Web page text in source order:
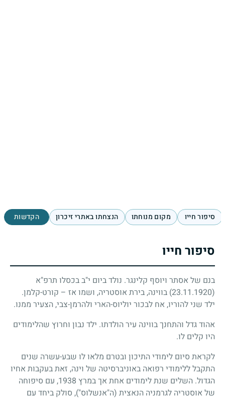
סיפור חייו מקום מנוחתו הנצחתו באתרי זיכרון הקדשות
סיפור חייו
בנם של אסתר ויוסף קלינגר. נולד ביום י"ב בכסלו תרפ"א
(23.11.1920)
בווינה, בירת אוסטריה, ושמו אז – קורט-קלמן.
ילד שני להוריו, אח לבכור יוליוס-הארי ולהרמן-צבי, הצעיר ממנו.
אהוד גדל והתחנך בווינה עיר הולדתו. ילד נבון וחרוץ שהלימודים
היו קלים לו.
לקראת סיום לימודי התיכון ובטרם מלאו לו שבע-עשרה שנים
התקבל ללימודי רפואה באוניברסיטה של וינה, זאת בעקבות אחיו
הגדול. השלים שנת לימודים אחת אך במרץ 1938, עם סיפוחה
של אוסטריה לגרמניה הנאצית (ה"אנשלוס"), סולק ביחד עם